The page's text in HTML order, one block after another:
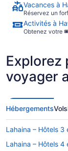
Vacances à
Réservez un
Activités à
Obtenez votre
Explorez
voyager
HébergementsVols
Lahaina – Hôtels 3
Lahaina – Hôtels 4